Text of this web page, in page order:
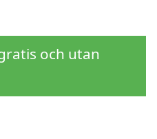
och utan